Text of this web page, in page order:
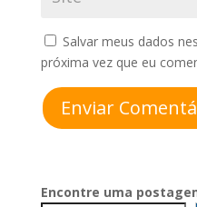
Salvar meus dados
próxima vez que eu
Enviar
Encontre uma